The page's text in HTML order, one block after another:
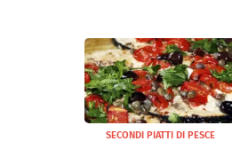
SECONDI PIATTI DI PESCE